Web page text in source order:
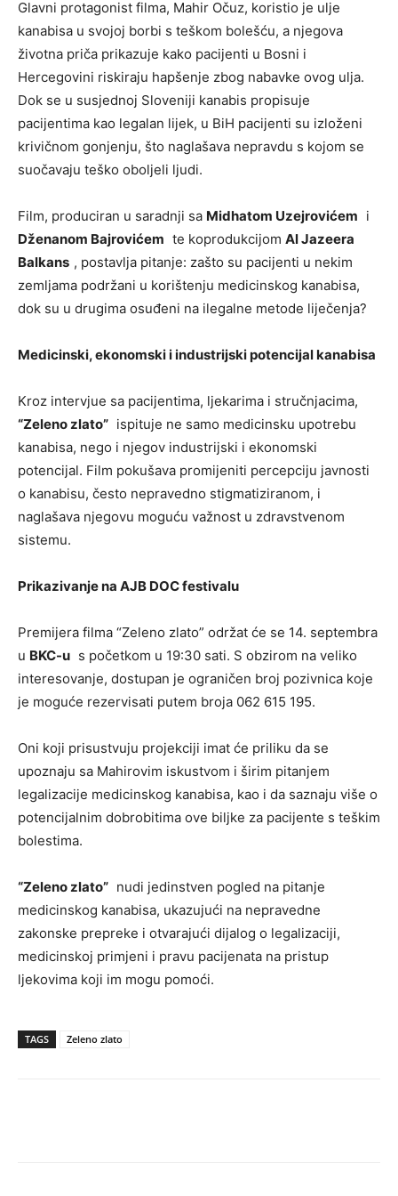
Glavni protagonist filma, Mahir Očuz, koristio je ulje
kanabisa u svojoj borbi s teškom bolešću, a njegova
životna priča prikazuje kako pacijenti u Bosni i
Hercegovini riskiraju hapšenje zbog nabavke ovog ulja.
Dok se u susjednoj Sloveniji kanabis propisuje
pacijentima kao legalan lijek, u BiH pacijenti su izloženi
krivičnom gonjenju, što naglašava nepravdu s kojom se
suočavaju teško oboljeli ljudi.
Film, produciran u saradnji sa Midhatom Uzejrovićem i
Dženanom Bajrovićem te koprodukcijom Al Jazeera
Balkans , postavlja pitanje: zašto su pacijenti u nekim
zemljama podržani u korištenju medicinskog kanabisa,
dok su u drugima osuđeni na ilegalne metode liječenja?
Medicinski, ekonomski i industrijski potencijal kanabisa
Kroz intervjue sa pacijentima, ljekarima i stručnjacima,
“Zeleno zlato” ispituje ne samo medicinsku upotrebu
kanabisa, nego i njegov industrijski i ekonomski
potencijal. Film pokušava promijeniti percepciju javnosti
o kanabisu, često nepravedno stigmatiziranom, i
naglašava njegovu moguću važnost u zdravstvenom
sistemu.
Prikazivanje na AJB DOC festivalu
Premijera filma “Zeleno zlato” održat će se 14. septembra
u BKC-u s početkom u 19:30 sati. S obzirom na veliko
interesovanje, dostupan je ograničen broj pozivnica koje
je moguće rezervisati putem broja 062 615 195.
Oni koji prisustvuju projekciji imat će priliku da se
upoznaju sa Mahirovim iskustvom i širim pitanjem
legalizacije medicinskog kanabisa, kao i da saznaju više o
potencijalnim dobrobitima ove biljke za pacijente s teškim
bolestima.
“Zeleno zlato” nudi jedinstven pogled na pitanje
medicinskog kanabisa, ukazujući na nepravedne
zakonske prepreke i otvarajući dijalog o legalizaciji,
medicinskoj primjeni i pravu pacijenata na pristup
ljekovima koji im mogu pomoći.
TAGS Zeleno zlato